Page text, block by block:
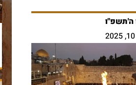
ה'תשפ"ו